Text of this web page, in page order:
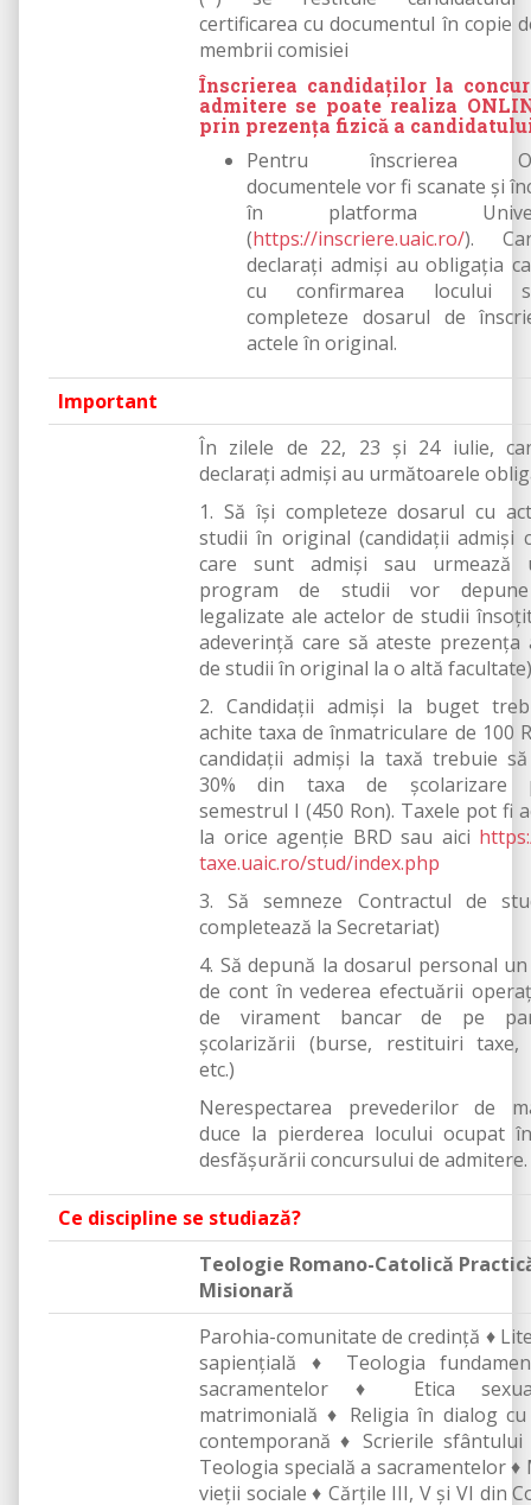
certificarea cu documentul în copie
membrii comisiei
Înscrierea candidaților la
admitere se poate realiza
prin prezența fizică a
Pentru înscrierea
documentele vor fi scanate şi
în platforma
(https://inscriere.uaic.ro/).
declaraţi admişi au obligația
cu confirmarea locului
completeze dosarul de
actele în original.
Important
În zilele de 22, 23 și 24 iulie,
declaraţi admişi au următoarele
1. Să îşi completeze dosarul cu
studii în original (candidații admiși
care sunt admiși sau urmează
program de studii vor
legalizate ale actelor de studii
adeverință care să ateste prezența
de studii în original la o altă facultate)
2. Candidaţii admişi la buget
achite taxa de înmatriculare de 100
candidaţii admişi la taxă trebuie
30% din taxa de şcolarizare
semestrul I (450 Ron). Taxele pot fi
la orice agenție BRD sau aici
taxe.uaic.ro/stud/index.php
3. Să semneze Contractul de
completează la Secretariat)
4. Să depună la dosarul personal
de cont în vederea efectuării
de virament bancar de pe
școlarizării (burse, restituiri taxe,
etc.)
Nerespectarea prevederilor de
duce la pierderea locului ocupat
desfăşurării concursului de admitere.
Ce discipline se studiază?
Teologie Romano-Catolică
Misionară
Parohia-comunitate de credință ♦
sapiențială ♦ Teologia
sacramentelor ♦ Etica
matrimonială ♦ Religia în dialog
contemporană ♦ Scrierile sfântului
Teologia specială a sacramentelor ♦
vieții sociale ♦ Cărțile III, V și VI din